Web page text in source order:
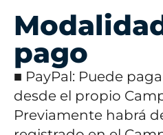
pago
■ PayPal: Puede
desde el propio
Previamente habrá